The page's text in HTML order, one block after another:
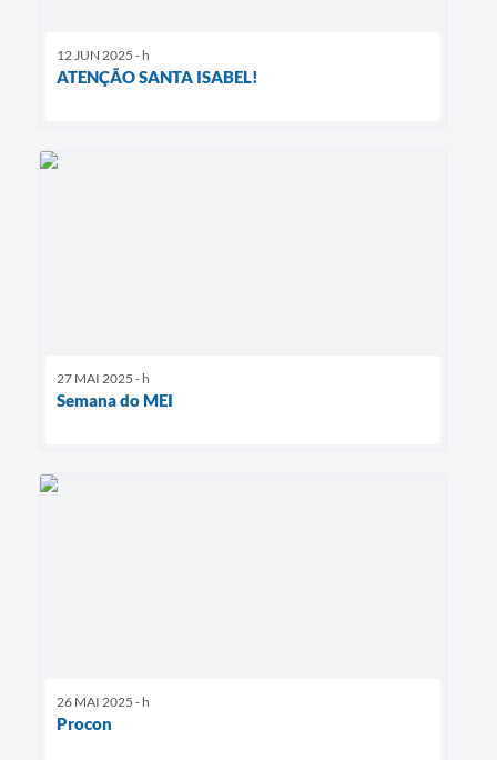
12 JUN 2025 - h
ATENÇÃO SANTA ISABEL!
27 MAI 2025 - h
Semana do MEI
26 MAI 2025 - h
Procon